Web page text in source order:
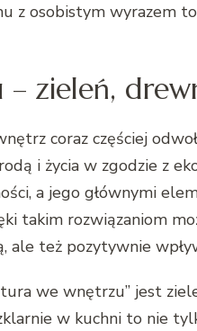
z osobistym wyrazem
zieleń,
coraz częściej
i życia w zgodzie z
a jego głównymi
takim rozwiązaniom
ale też pozytywnie
we wnętrzu” jest
w kuchni to nie